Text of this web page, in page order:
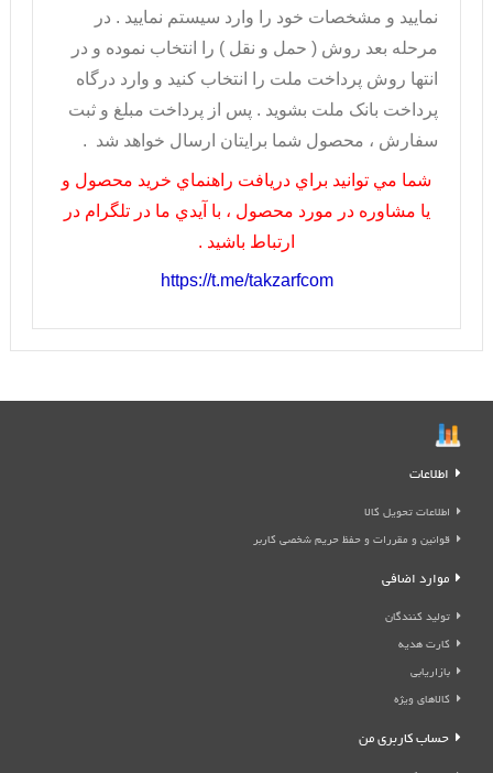
نماييد و مشخصات خود را وارد سيستم نماييد . در
مرحله بعد روش ( حمل و نقل ) را انتخاب نموده و در
انتها روش پرداخت ملت را انتخاب کنيد و وارد درگاه
پرداخت بانک ملت بشويد . پس از پرداخت مبلغ و ثبت
سفارش ، محصول شما برايتان ارسال خواهد شد .
شما مي توانيد براي دريافت راهنماي خريد محصول و
يا مشاوره در مورد محصول ، با آيدي ما در تلگرام در
ارتباط باشيد .
https://t.me/takzarfcom
اطلاعات
اطلاعات تحویل کالا
قوانین و مقررات و حفظ حریم شخصی کاربر
موارد اضافی
تولید کنندگان
کارت هدیه
بازاریابی
کالاهای ویژه
حساب کاربری من